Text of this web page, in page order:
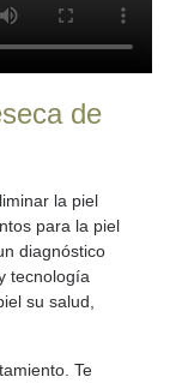
de
la piel
para la piel
diagnóstico
tecnología
su salud,
Te